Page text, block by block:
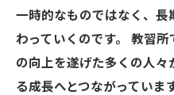
一時的なものではなく、長
わっていくのです。 教習
の向上を遂げた多くの人
る成長へとつながっていま